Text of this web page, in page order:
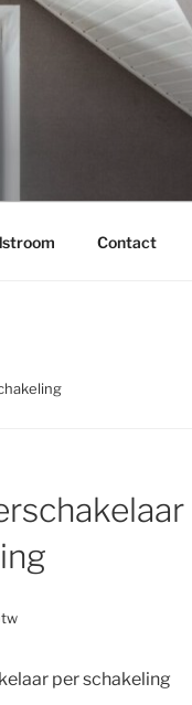
Contact
per schakeling